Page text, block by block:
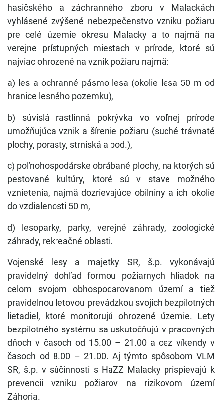
hasičského a záchranného zboru v Malackách
vyhlásené zvýšené nebezpečenstvo vzniku požiaru
pre celé územie okresu Malacky a to najmä na
verejne prístupných miestach v prírode, ktoré sú
najviac ohrozené na vznik požiaru najmä:
a) les a ochranné pásmo lesa (okolie lesa 50 m od
hranice lesného pozemku),
b) súvislá rastlinná pokrývka vo voľnej prírode
umožňujúca vznik a šírenie požiaru (suché trávnaté
plochy, porasty, strniská a pod.),
c) poľnohospodárske obrábané plochy, na ktorých sú
pestované kultúry, ktoré sú v stave možného
vznietenia, najmä dozrievajúce obilniny a ich okolie
do vzdialenosti 50 m,
d) lesoparky, parky, verejné záhrady, zoologické
záhrady, rekreačné oblasti.
Vojenské lesy a majetky SR, š.p. vykonávajú
pravidelný dohľad formou požiarnych hliadok na
celom svojom obhospodarovanom území a tiež
pravidelnou letovou prevádzkou svojich bezpilotných
lietadiel, ktoré monitorujú ohrozené územie. Lety
bezpilotného systému sa uskutočňujú v pracovných
dňoch v časoch od 15.00 – 21.00 a cez víkendy v
časoch od 8.00 – 21.00. Aj týmto spôsobom VLM
SR, š.p. v súčinnosti s HaZZ Malacky prispievajú k
prevencii vzniku požiarov na rizikovom území
Záhoria.